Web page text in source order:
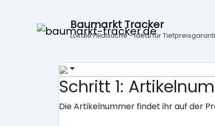
Baumarkt Tracker
Lokale Filialsuche - ideal für
Schritt 1:
Die Artikelnummer findet ihr auf der